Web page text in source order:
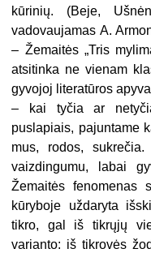
kūrinių. (Beje,
vadovaujamas A.
– Žemaitės „Tris
atsitinka ne vie­nam
gyvojoj literatūros
– kai tyčia ar
puslapiais, pajuntame
mus, rodos,
vaizdingumu, labai
Žemaitės fenomenas
kūryboje uždaryta
tikro, gal iš tikrųjų
varianto: iš tikrovės